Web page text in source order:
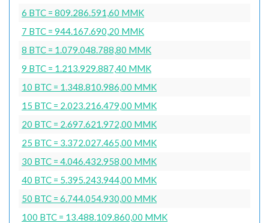
6 BTC = 809.286.591,60 MMK
7 BTC = 944.167.690,20 MMK
8 BTC = 1.079.048.788,80 MMK
9 BTC = 1.213.929.887,40 MMK
10 BTC = 1.348.810.986,00 MMK
15 BTC = 2.023.216.479,00 MMK
20 BTC = 2.697.621.972,00 MMK
25 BTC = 3.372.027.465,00 MMK
30 BTC = 4.046.432.958,00 MMK
40 BTC = 5.395.243.944,00 MMK
50 BTC = 6.744.054.930,00 MMK
100 BTC = 13.488.109.860,00 MMK